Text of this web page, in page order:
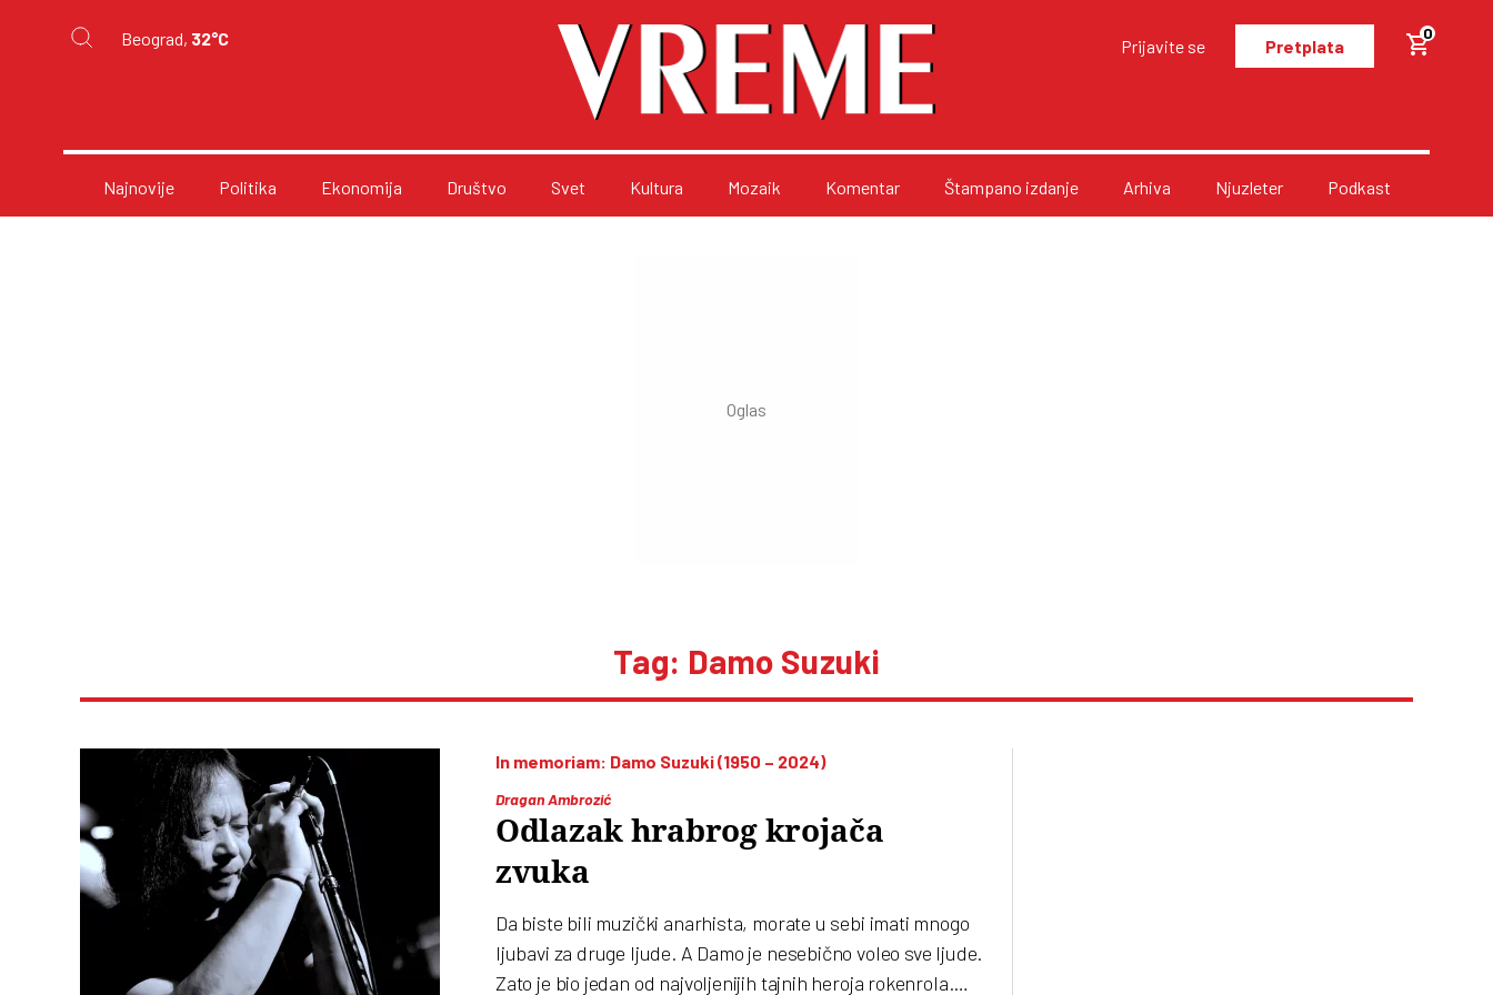
Beograd, 32°C Prijavite se Pretplata
0
Najnovije Politika Ekonomija Društvo Svet Kultura Mozaik Komentar Štampano izdanje Arhiva Njuzleter Podkast
Tag: Damo Suzuki
In memoriam: Damo Suzuki (1950 – 2024)
Dragan Ambrozić
Odlazak hrabrog krojača
zvuka
Da biste bili muzički anarhista, morate u sebi imati mnogo
ljubavi za druge ljude. A Damo je nesebično voleo sve ljude.
Zato je bio jedan od najvoljenijih tajnih heroja rokenrola.